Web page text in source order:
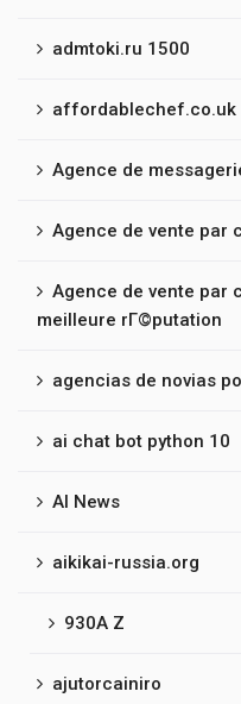
admtoki.ru 1500
affordablechef.co.uk
Agence de
Agence de vente par
Agence de vente par
meilleure rГ©putation
agencias de novias
ai chat bot python 10
AI News
aikikai-russia.org
930A Z
ajutorcainiro